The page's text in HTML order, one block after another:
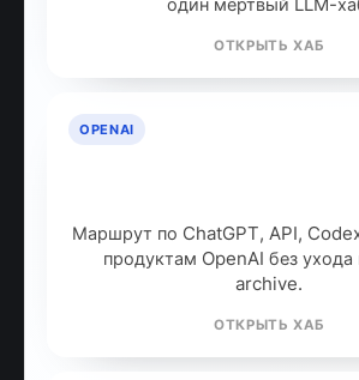
один мёртвый LLM-
ОТКРЫТЬ ХАБ
OPENAI
Маршрут по ChatGPT, API,
продуктам OpenAI без
archive.
ОТКРЫТЬ ХАБ